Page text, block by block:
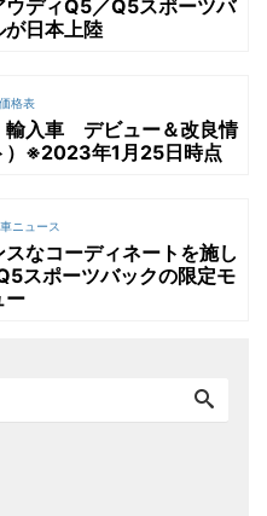
ウディQ5／Q5スポーツバ
が日本上陸
格表
輸入車 デビュー＆改良情
）※2023年1月25日時点
ニュース
なコーディネートを施し
スポーツバックの限定モ
ー